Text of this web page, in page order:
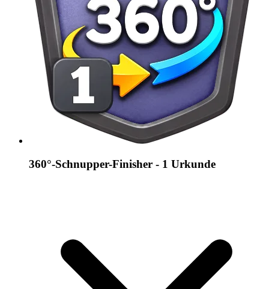
360°-Schnupper-Finisher - 1 Urkunde